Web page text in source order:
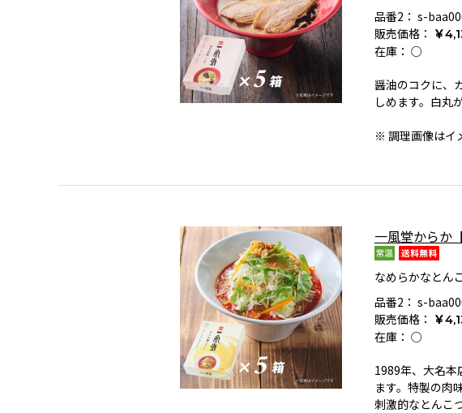
品番2： s-
販売価格：
￥
在庫： ○
醤油のコクに、
しめます。白丸
※ 調理画像はイ
一風堂からか
なめらかなとん
品番2： s-
販売価格：
￥
在庫： ○
1989年、大名本
ます。特製の肉
刺激的なとんこ